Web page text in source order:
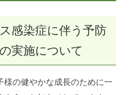
感染症に伴う予防
実施について
様の健やかな成長のために一